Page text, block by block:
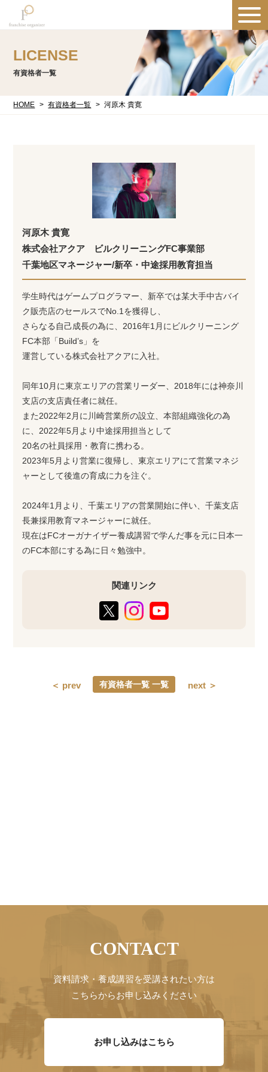
LICENSE
有資格者一覧
HOME 有資格者一覧 河原木 貴寛
河原木 貴寛
株式会社アクア ビルクリーニングFC事業部
千葉地区マネージャー/新卒・中途採用教育担当
学生時代はゲームプログラマー、新卒では某大手中古バイ
ク販売店のセールスでNo.1を獲得し、
さらなる自己成長の為に、2016年1月にビルクリーニング
FC本部「Build’s」を
運営している株式会社アクアに入社。
同年10月に東京エリアの営業リーダー、2018年には神奈川
支店の支店責任者に就任。
また2022年2月に川崎営業所の設立、本部組織強化の為
に、2022年5月より中途採用担当として
20名の社員採用・教育に携わる。
2023年5月より営業に復帰し、東京エリアにて営業マネジ
ャーとして後進の育成に力を注ぐ。
2024年1月より、千葉エリアの営業開始に伴い、千葉支店
長兼採用教育マネージャーに就任。
現在はFCオーガナイザー養成講習で学んだ事を元に日本一
のFC本部にする為に日々勉強中。
関連リンク
＜ prev 有資格者一覧 一覧 next ＞
CONTACT
資料請求・養成講習を受講されたい方は
こちらからお申し込みください
お申し込みはこちら